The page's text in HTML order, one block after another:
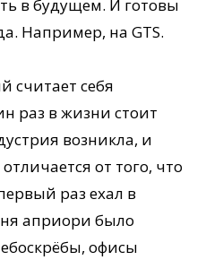
в будущем. И готовы
Например, на GTS.
считает себя
раз в жизни стоит
возникла, и
от того, что
раз ехал в
априори было
офисы